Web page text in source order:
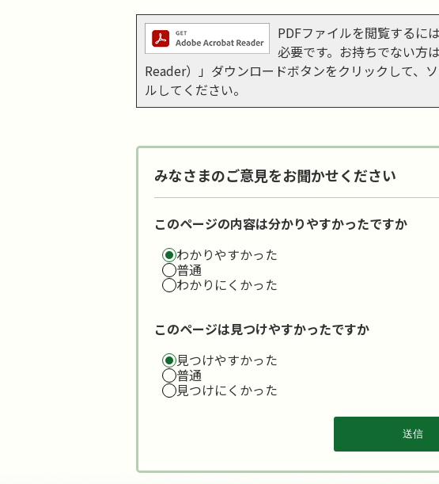
PDFファイルを閲覧するに
必要です。お持ちでない方
Reader）」ダウンロードボタンをクリックして、
ルしてください。
みなさまのご意見をお聞かせください
このページの内容は分かりやすかったですか
わかりやすかった
普通
わかりにくかった
このページは見つけやすかったですか
見つけやすかった
普通
見つけにくかった